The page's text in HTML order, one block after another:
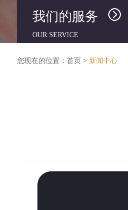
我们的服务
OUR SERVICE
您现在的位置： 首页 > 新闻中心